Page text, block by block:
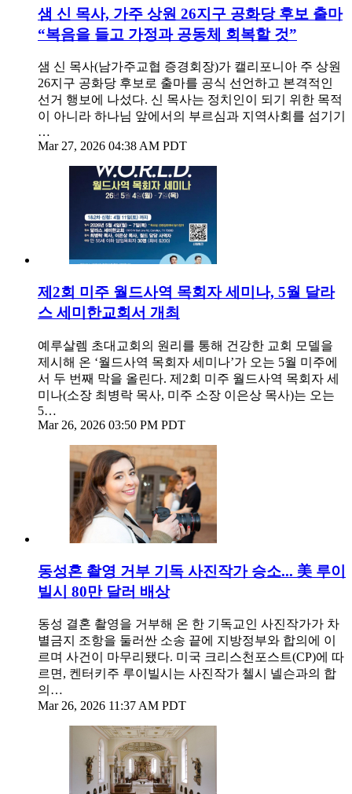
샘 신 목사, 가주 상원 26지구 공화당 후보 출마
“복음을 들고 가정과 공동체 회복할 것”
샘 신 목사(남가주교협 증경회장)가 캘리포니아 주 상원
26지구 공화당 후보로 출마를 공식 선언하고 본격적인
선거 행보에 나섰다. 신 목사는 정치인이 되기 위한 목적
이 아니라 하나님 앞에서의 부르심과 지역사회를 섬기기
…
Mar 27, 2026 04:38 AM PDT
제2회 미주 월드사역 목회자 세미나, 5월 달라
스 세미한교회서 개최
예루살렘 초대교회의 원리를 통해 건강한 교회 모델을
제시해 온 ‘월드사역 목회자 세미나’가 오는 5월 미주에
서 두 번째 막을 올린다. 제2회 미주 월드사역 목회자 세
미나(소장 최병락 목사, 미주 소장 이은상 목사)는 오는
5…
Mar 26, 2026 03:50 PM PDT
동성혼 촬영 거부 기독 사진작가 승소... 美 루이
빌시 80만 달러 배상
동성 결혼 촬영을 거부해 온 한 기독교인 사진작가가 차
별금지 조항을 둘러싼 소송 끝에 지방정부와 합의에 이
르며 사건이 마무리됐다. 미국 크리스천포스트(CP)에 따
르면, 켄터키주 루이빌시는 사진작가 첼시 넬슨과의 합
의…
Mar 26, 2026 11:37 AM PDT